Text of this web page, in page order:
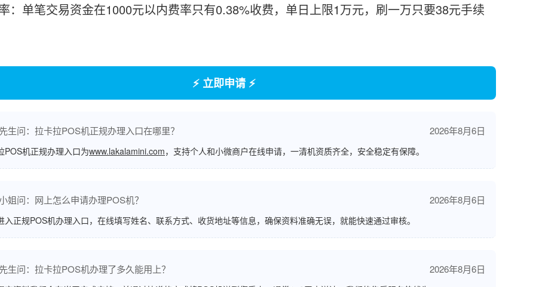
：单笔交易资金在1000元以内费率只有0.38%收费，单日上限1万元，刷一万只要38元手续
⚡ 立即申请 ⚡
生问：拉卡拉POS机正规办理入口在哪里？ 2026年8月6日
POS机正规办理入口为www.lakalamini.com，支持个人和小微商户在线申请，一清机资质齐全，安全稳定有保障。
姐问：网上怎么申请办理POS机？ 2026年8月6日
入正规POS机办理入口，在线填写姓名、联系方式、收货地址等信息，确保资料准确无误，就能快速通过审核。
生问：拉卡拉POS机办理了多久能用上？ 2026年8月6日